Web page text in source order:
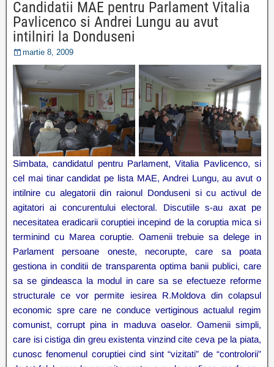
Candidatii MAE pentru Parlament Vitalia
Pavlicenco si Andrei Lungu au avut
intilniri la Donduseni
martie 8, 2009
Simbata, candidatul pentru Parlament, Vitalia Pavlicenco, si
cel mai tinar candidat pe lista MAE, Andrei Lungu, au avut o
intilnire cu alegatorii din raionul Donduseni si cu activul de
agitatori ai concurentului electoral. Discutiile s-au axat pe
necesitatea eradicarii coruptiei incepind de la coruptia mica si
terminind cu Marea coruptie. Oamenii trebuie sa delege in
Parlament persoane oneste, necorupte, care sa poata
gestiona in conditii de transparenta optima banii publici, care
sa se gindeasca la modul in care sa se efectueze reforme
structurale ce vor permite iesirea R.Moldova din colapsul
economic spre care ne conduce vertiginous actualul regim
comunist, corrupt pina in maduva oaselor. Oamenii simpli,
care isi cistiga din greu existenta vinzind cite ceva pe la piata,
cunosc fenomenul coruptiei cind sint “vizitati” de “controlorii”